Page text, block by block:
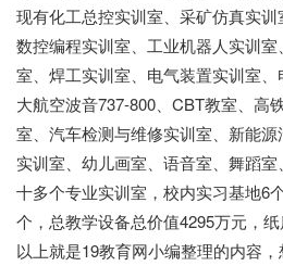
现有化工总控实训室、采矿仿真实训
数控编程实训室、工业机器人实训
室、焊工实训室、电气装置实训室
大航空波音737-800、CBT教室、高
室、汽车检测与维修实训室、新能
实训室、幼儿画室、语音室、舞蹈
十多个专业实训室，校内实习基地6
个，总教学设备总价值4295万元，纸
以上就是19教育网小编整理的内容